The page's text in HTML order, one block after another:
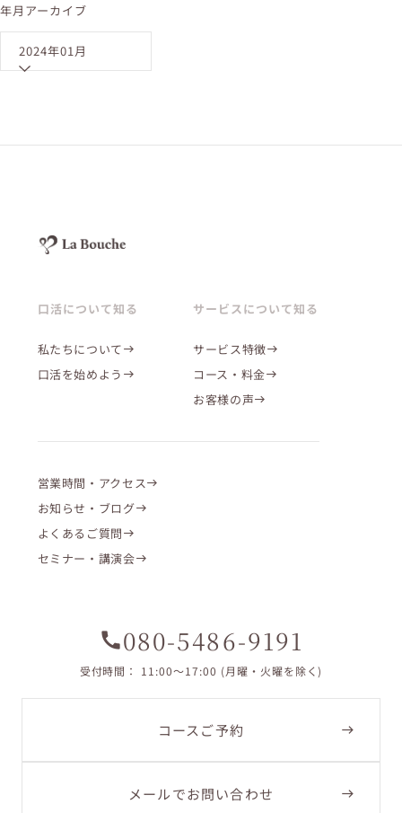
年月アーカイブ
2024年01月
口活について知る
私たちについて
口活を始めよう
サービスについて知る
サービス特徴
コース・料金
お客様の声
営業時間・アクセス
お知らせ・ブログ
よくあるご質問
セミナー・講演会
コースご予約
メールでお問い合わせ
call080-5486-9191
受付時間： 11:00〜17:00 (月曜・火曜を除く)